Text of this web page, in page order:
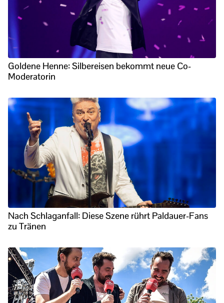
Goldene Henne: Silbereisen bekommt neue Co-
Moderatorin
Nach Schlaganfall: Diese Szene rührt Paldauer-Fans
zu Tränen